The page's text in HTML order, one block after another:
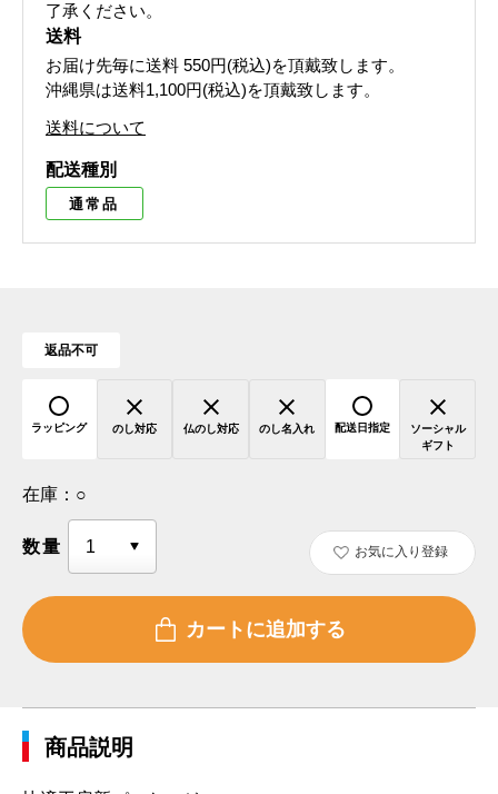
了承ください。
送料
お届け先毎に送料 550円(税込)を頂戴致します。
沖縄県は送料1,100円(税込)を頂戴致します。
送料について
配送種別
通常品
返品不可
ラッピング のし対応 仏のし対応 のし名入れ 配送日指定
ソーシャル
ギフト
在庫： ○
数量 お気に入り登録
商品説明